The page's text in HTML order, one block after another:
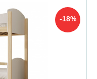
-18%